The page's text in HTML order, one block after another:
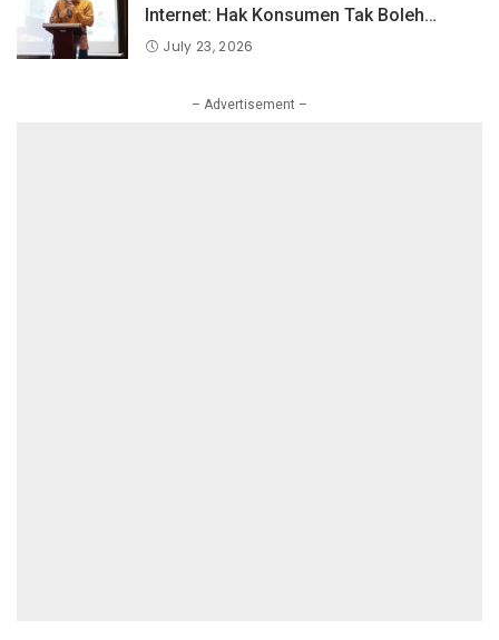
Internet: Hak Konsumen Tak Boleh
Hangus Sepihak
July 23, 2026
– Advertisement –